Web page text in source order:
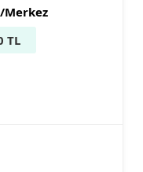
TL